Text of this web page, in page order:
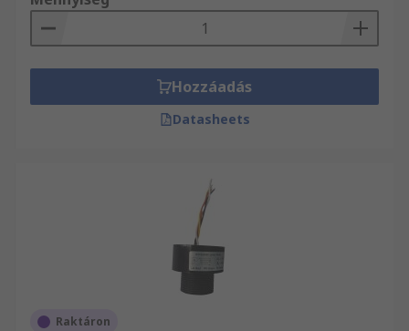
Hozzáadás
Datasheets
Raktáron